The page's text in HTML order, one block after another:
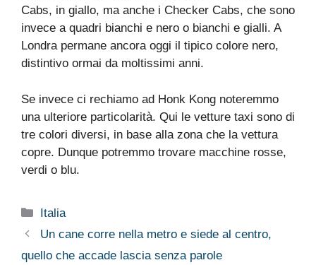
Cabs, in giallo, ma anche i Checker Cabs, che sono
invece a quadri bianchi e nero o bianchi e gialli. A
Londra permane ancora oggi il tipico colore nero,
distintivo ormai da moltissimi anni.
Se invece ci rechiamo ad Honk Kong noteremmo
una ulteriore particolarità. Qui le vetture taxi sono di
tre colori diversi, in base alla zona che la vettura
copre. Dunque potremmo trovare macchine rosse,
verdi o blu.
Categorie
Italia
Un cane corre nella metro e siede al centro,
quello che accade lascia senza parole